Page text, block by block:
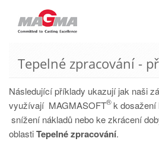
MAGMA Europe, Germany
EN
CS
MAGMA North-America, USA
Tepelné zpracování -
Následující příklady ukazují jak naši
využívají MAGMASOFT
®k dosažení
snížení nákladů nebo ke zkrácení
oblastiTepelné zpracování.